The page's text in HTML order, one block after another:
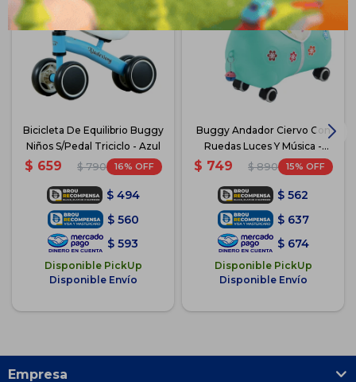
Bicicleta De Equilibrio Buggy
Niños S/Pedal Triciclo - Azul
$ 659 $ 790 16
$ 494
$ 560
$ 593
Disponible PickUp
Disponible Envío
Buggy Andador Ciervo Con
Ruedas Luces Y Música -
Celeste
$ 749 $ 890 15
$ 562
$ 637
$ 674
Disponible PickUp
Disponible Envío
Empresa